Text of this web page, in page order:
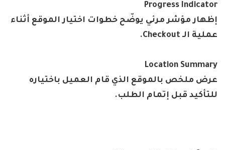
Progress Indicator
إظهار مؤشر مرئي يوضّح خطوات اختيار الموقع أثناء
عملية الـ
Location Summary
عرض ملخص بالموقع الذي قام العميل باختياره
للتأكيد قبل إتمام الطلب.